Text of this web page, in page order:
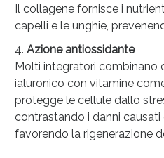
Il collagene fornisce i
capelli e le unghie,
Azione antiossidante
Molti integratori combinano
ialuronico con vitamine
protegge le cellule dallo
contrastando i danni causati
favorendo la rigenerazione